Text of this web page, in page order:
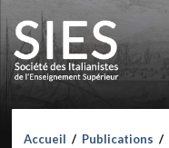
Accueil / Publications /